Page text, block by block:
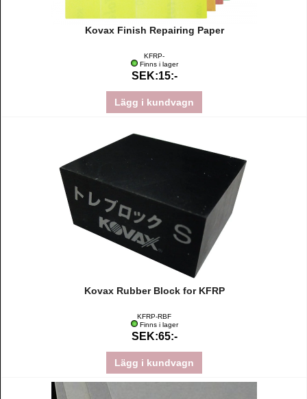
Kovax Finish Repairing Paper
KFRP-
Finns i lager
SEK:15:-
Lägg i kundvagn
Kovax Rubber Block for KFRP
KFRP-RBF
Finns i lager
SEK:65:-
Lägg i kundvagn